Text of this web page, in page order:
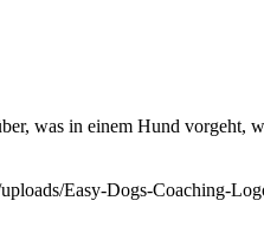
was in einem Hund vorgeht,
Easy-Dogs-Coaching-